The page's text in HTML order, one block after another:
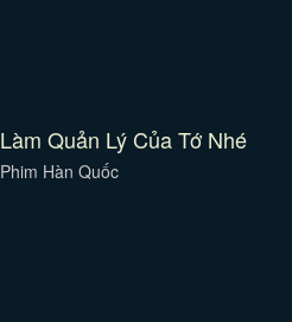
Làm Quản Lý Của Tớ Nhé
Phim Hàn Quốc